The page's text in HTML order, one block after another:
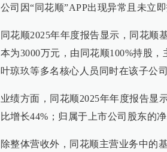
公司因“同花顺”APP出现异常且未立
同花顺2025年年度报告显示，同花顺
本为3000万元，由同花顺100%持股
叶琼玖等多名核心人员同时在该子公
业绩方面，同花顺2025年年度报告显
比增长44%；归属于上市公司股东的
除整体营收外，同花顺主营业务中的